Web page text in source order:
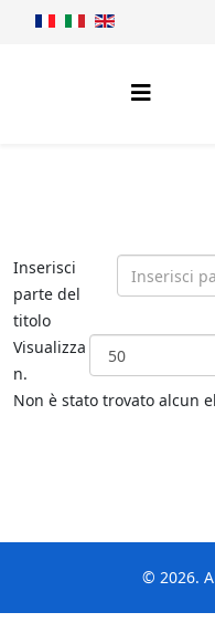
Inserisci
parte del
titolo
Visualizza
n.
Non è stato trovato alcun
© 2026.